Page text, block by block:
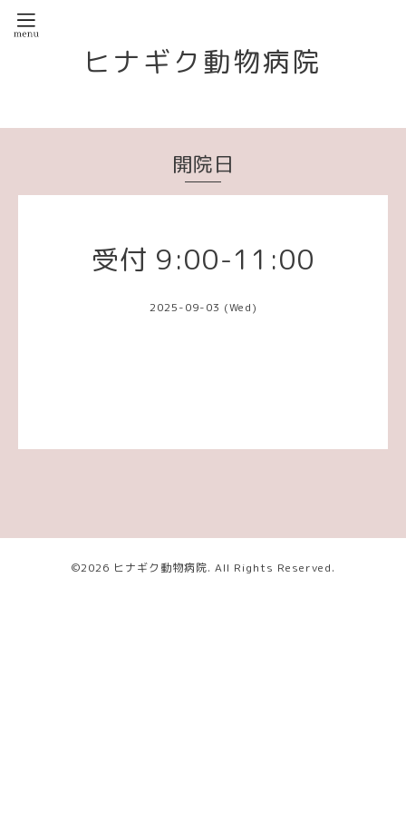
ヒナギク動物病院
開院日
受付 9:00-11:00
2025-09-03 (Wed)
©2026 ヒナギク動物病院. All Rights Reserved.